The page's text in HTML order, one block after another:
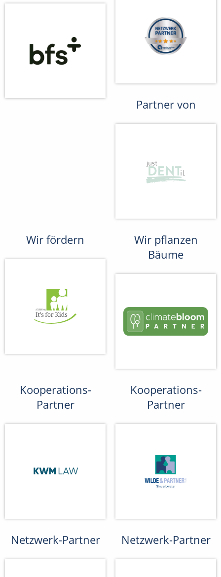
Partner von
Wir fördern
Wir pflanzen
Bäume
Kooperations-
Partner
Kooperations-
Partner
Netzwerk-Partner Netzwerk-Partner